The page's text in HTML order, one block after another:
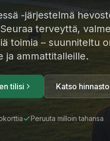
-järjestelmä
terveyttä,
toimia – suunniteltu
ja ammattitalleille.
tilisi Katso hinnasto
Peruuta milloin tahansa